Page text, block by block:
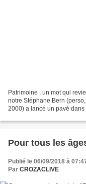
Patrimoine , un mot qui
notre Stéphane Bern
2000) a lancé un pavé
Pour tous les
Publié le 06/09/2018 à
Par CROZACLIVE